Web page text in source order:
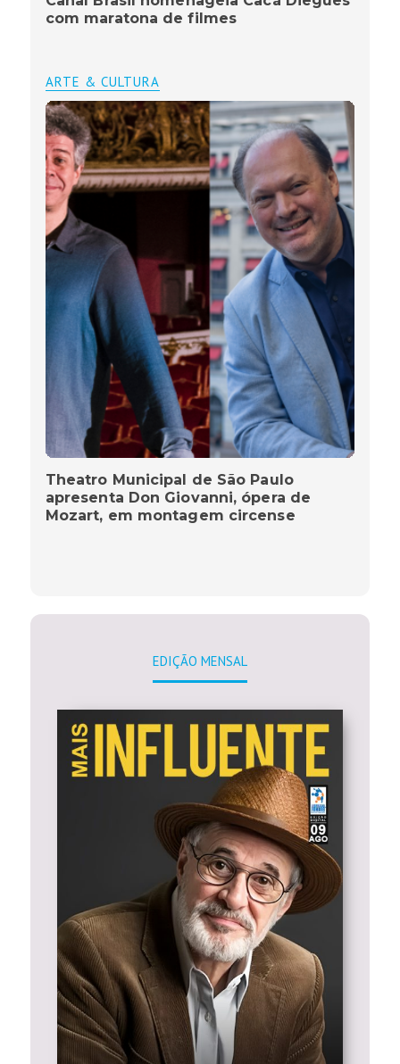
com maratona de filmes
ARTE & CULTURA
Theatro Municipal de São Paulo
apresenta Don Giovanni, ópera de
Mozart, em montagem circense
EDIÇÃO MENSAL